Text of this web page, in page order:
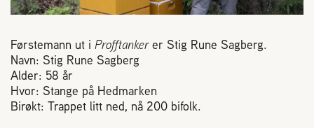
Aktivitetskalender
Lover og regler
Førstemann ut i Profftankerer Stig Rune Sagberg.
Navn: Stig Rune Sagberg
Alder: 58 år
Hvor: Stange på Hedmarken
Birøkt: Trappet litt ned, nå 200 bifolk.